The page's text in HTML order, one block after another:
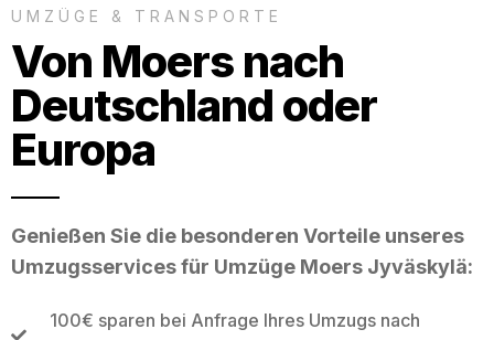
UMZÜGE & TRANSPORTE
Von Moers nach
Deutschland oder
Europa
Genießen Sie die besonderen Vorteile unseres
Umzugsservices für Umzüge Moers Jyväskylä:
100€ sparen bei Anfrage Ihres Umzugs nach